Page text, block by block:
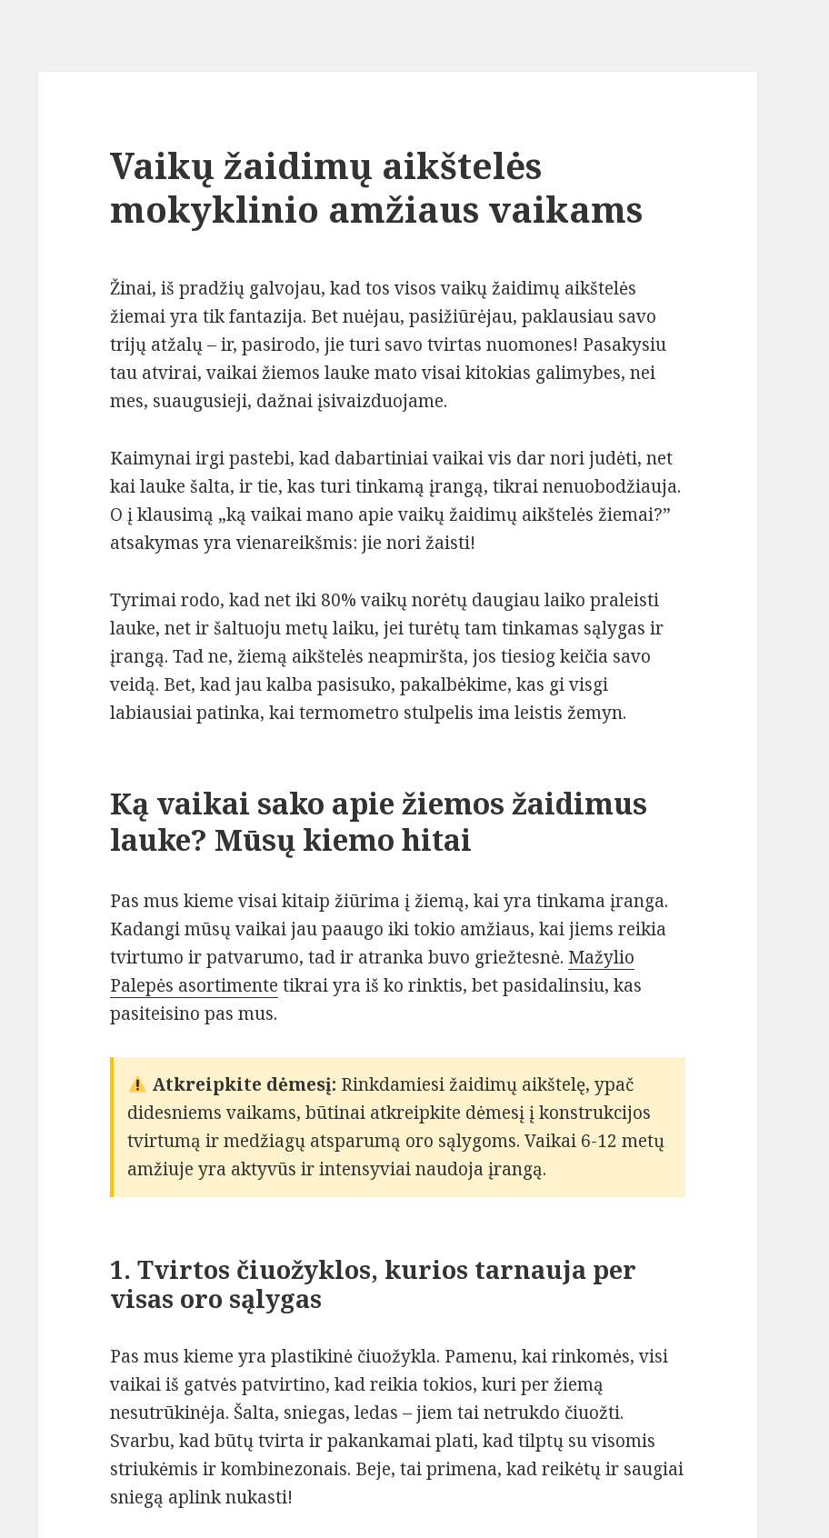
Vaikų žaidimų aikštelės
mokyklinio amžiaus vaikams
Žinai, iš pradžių galvojau, kad tos visos vaikų žaidimų aikštelės
žiemai yra tik fantazija. Bet nuėjau, pasižiūrėjau, paklausiau savo
trijų atžalų – ir, pasirodo, jie turi savo tvirtas nuomones! Pasakysiu
tau atvirai, vaikai žiemos lauke mato visai kitokias galimybes, nei
mes, suaugusieji, dažnai įsivaizduojame.
Kaimynai irgi pastebi, kad dabartiniai vaikai vis dar nori judėti, net
kai lauke šalta, ir tie, kas turi tinkamą įrangą, tikrai nenuobodžiauja.
O į klausimą „ką vaikai mano apie vaikų žaidimų aikštelės žiemai?”
atsakymas yra vienareikšmis: jie nori žaisti!
Tyrimai rodo, kad net iki 80% vaikų norėtų daugiau laiko praleisti
lauke, net ir šaltuoju metų laiku, jei turėtų tam tinkamas sąlygas ir
įrangą. Tad ne, žiemą aikštelės neapmiršta, jos tiesiog keičia savo
veidą. Bet, kad jau kalba pasisuko, pakalbėkime, kas gi visgi
labiausiai patinka, kai termometro stulpelis ima leistis žemyn.
Ką vaikai sako apie žiemos žaidimus
lauke? Mūsų kiemo hitai
Pas mus kieme visai kitaip žiūrima į žiemą, kai yra tinkama įranga.
Kadangi mūsų vaikai jau paaugo iki tokio amžiaus, kai jiems reikia
tvirtumo ir patvarumo, tad ir atranka buvo griežtesnė. Mažylio
Palepės asortimente tikrai yra iš ko rinktis, bet pasidalinsiu, kas
pasiteisino pas mus.
Atkreipkite dėmesį: Rinkdamiesi žaidimų aikštelę, ypač
didesniems vaikams, būtinai atkreipkite dėmesį į konstrukcijos
tvirtumą ir medžiagų atsparumą oro sąlygoms. Vaikai 6-12 metų
amžiuje yra aktyvūs ir intensyviai naudoja įrangą.
1. Tvirtos čiuožyklos, kurios tarnauja per
visas oro sąlygas
Pas mus kieme yra plastikinė čiuožykla. Pamenu, kai rinkomės, visi
vaikai iš gatvės patvirtino, kad reikia tokios, kuri per žiemą
nesutrūkinėja. Šalta, sniegas, ledas – jiem tai netrukdo čiuožti.
Svarbu, kad būtų tvirta ir pakankamai plati, kad tilptų su visomis
striukėmis ir kombinezonais. Beje, tai primena, kad reikėtų ir saugiai
sniegą aplink nukasti!